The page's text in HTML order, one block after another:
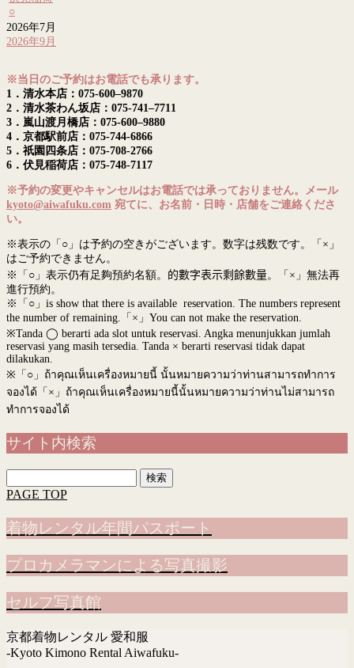
○
2026年7月
2026年9月
※当日のご予約はお電話でも承ります。
1．清水本店：075-600–9870
2．清水茶わん坂店：075-741–7711
3．嵐山渡月橋店：075-600–9880
4．京都駅前店：075-744-6866
5．祇園四条店：075-708-2766
6．伏見稲荷店：075-748-7117
※予約の変更やキャンセルはお電話では承っておりません。メール
kyoto@aiwafuku.com 宛てに、お名前・日時・店舗をご連絡くださ
い。
※表示の「○」は予約の空きがございます。数字は残数です。「×」
はご予約できません。
※「○」表示仍有足夠預約名額。 的數字表示剩餘數量。「×」無法再
進行預約。
※「○」is show that there is available reservation. The numbers represent
the number of remaining.「×」You can not make the reservation.
※Tanda ◯ berarti ada slot untuk reservasi. Angka menunjukkan jumlah
reservasi yang masih tersedia. Tanda × berarti reservasi tidak dapat
dilakukan.
※ 「○」ถ้าคุณเห็นเครื่องหมายนี้ นั้นหมายความว่าท่านสามารถทำการ
จองได้「×」ถ้าคุณเห็นเครื่องหมายนี้นั้นหมายความว่าท่านไม่สามารถ
ทำการจองได้
サイト内検索
索:
PAGE TOP
着物レンタル年間パスポート
プロカメラマンによる写真撮影
セルフ写真館
京都着物レンタル 愛和服
-Kyoto Kimono Rental Aiwafuku-